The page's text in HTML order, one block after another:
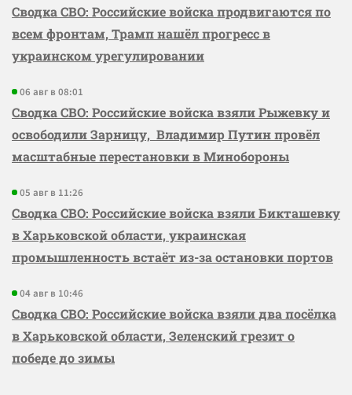
Сводка СВО: Российские войска продвигаются по
всем фронтам, Трамп нашёл прогресс в
украинском урегулировании
06 авг в 08:01
Сводка СВО: Российские войска взяли Рыжевку и
освободили Зарницу, Владимир Путин провёл
масштабные перестановки в Минобороны
05 авг в 11:26
Сводка СВО: Российские войска взяли Бикташевку
в Харьковской области, украинская
промышленность встаёт из-за остановки портов
04 авг в 10:46
Сводка СВО: Российские войска взяли два посёлка
в Харьковской области, Зеленский грезит о
победе до зимы